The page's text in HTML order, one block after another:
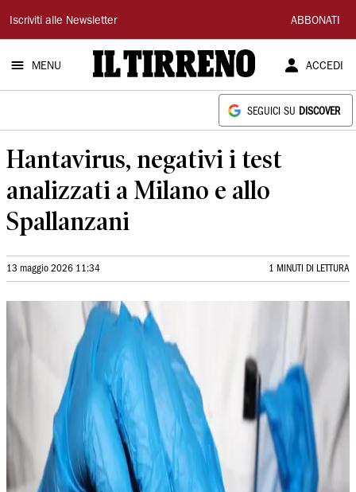
Il
Tirreno
Iscriviti alle Newsletter ABBONATI
MENU ACCEDI
SEGUICI SU DISCOVER
Hantavirus, negativi i test
analizzati a Milano e allo
Spallanzani
13 maggio 2026 11:34 1 MINUTI DI LETTURA